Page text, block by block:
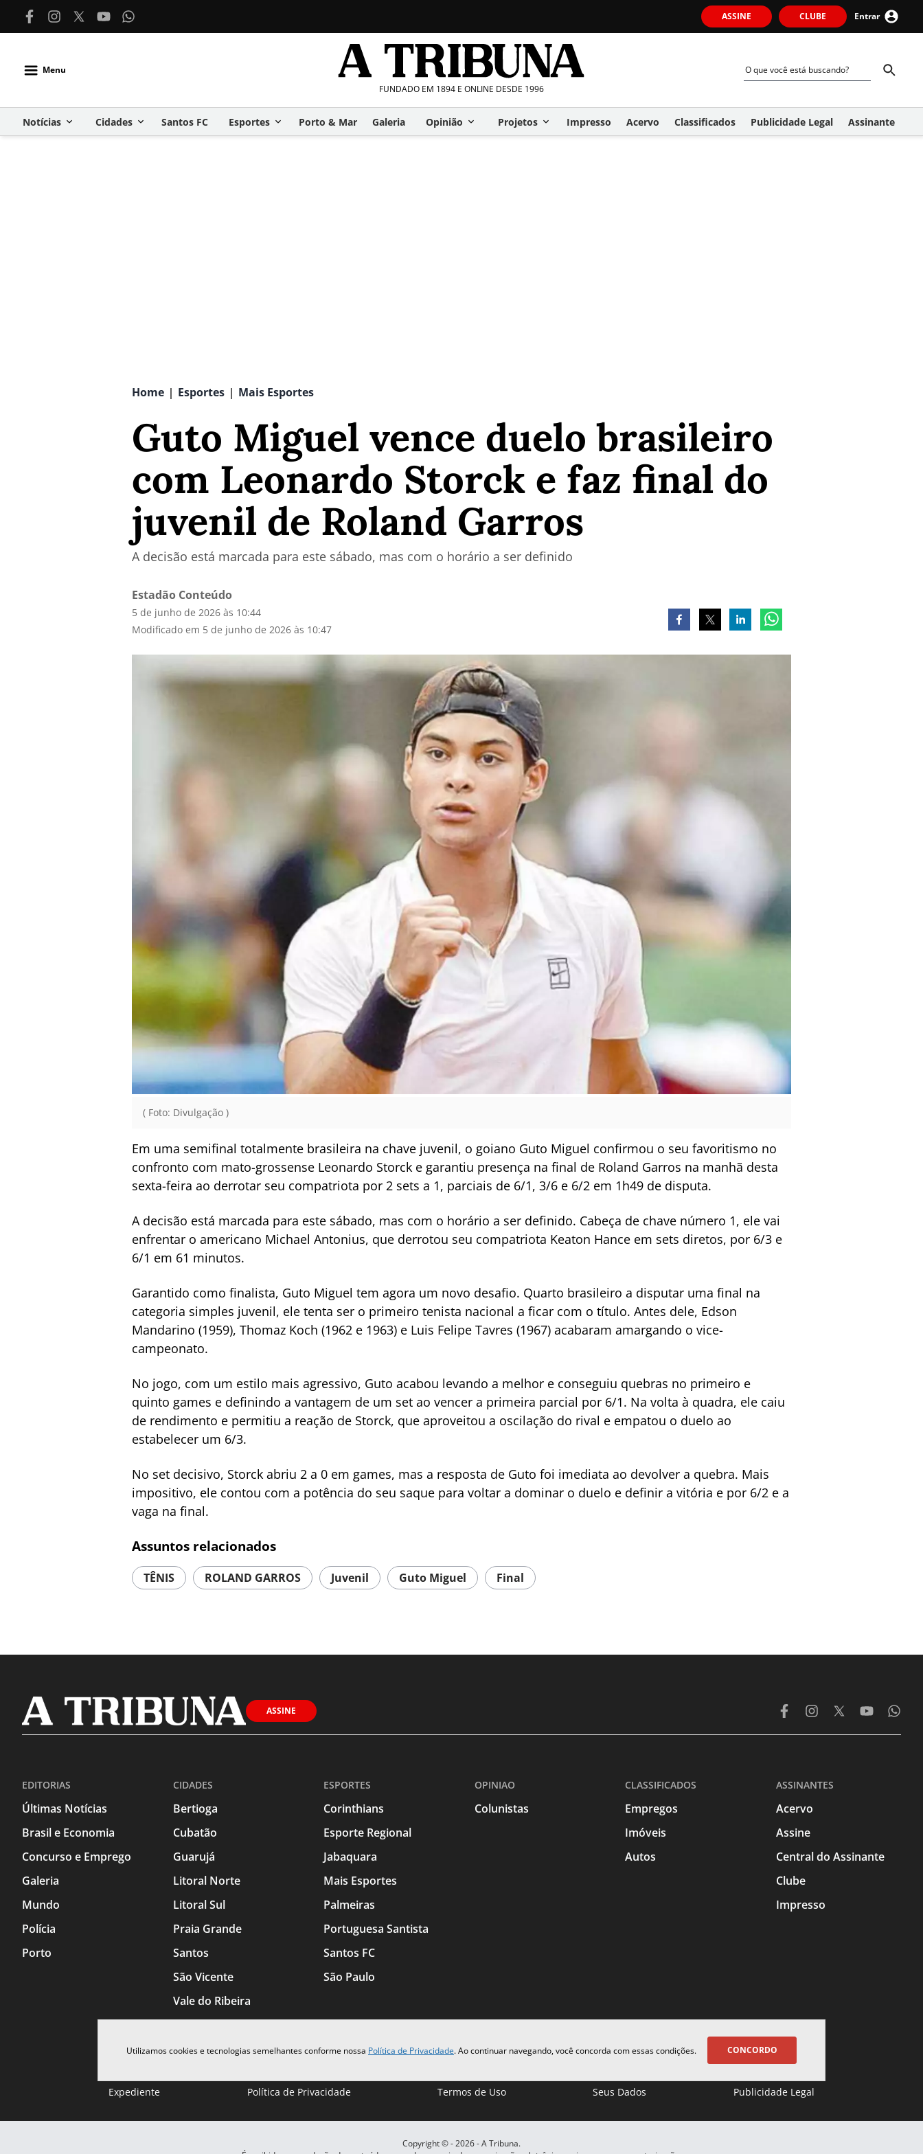
ASSINE CLUBE Entrar
Menu
FUNDADO EM 1894 E ONLINE DESDE 1996
Notícias Cidades Santos FC Esportes Porto & Mar Galeria Opinião Projetos Impresso Acervo Classificados Publicidade Legal Assinante
Home | Esportes | Mais Esportes
Guto Miguel vence duelo brasileiro
com Leonardo Storck e faz final do
juvenil de Roland Garros
A decisão está marcada para este sábado, mas com o horário a ser definido
Estadão Conteúdo
5 de junho de 2026 às 10:44
Modificado em 5 de junho de 2026 às 10:47
( Foto: Divulgação )
Em uma semifinal totalmente brasileira na chave juvenil, o goiano Guto Miguel confirmou o seu favoritismo no
confronto com mato-grossense Leonardo Storck e garantiu presença na final de Roland Garros na manhã desta
sexta-feira ao derrotar seu compatriota por 2 sets a 1, parciais de 6/1, 3/6 e 6/2 em 1h49 de disputa.
A decisão está marcada para este sábado, mas com o horário a ser definido. Cabeça de chave número 1, ele vai
enfrentar o americano Michael Antonius, que derrotou seu compatriota Keaton Hance em sets diretos, por 6/3 e
6/1 em 61 minutos.
Garantido como finalista, Guto Miguel tem agora um novo desafio. Quarto brasileiro a disputar uma final na
categoria simples juvenil, ele tenta ser o primeiro tenista nacional a ficar com o título. Antes dele, Edson
Mandarino (1959), Thomaz Koch (1962 e 1963) e Luis Felipe Tavres (1967) acabaram amargando o vice-
campeonato.
No jogo, com um estilo mais agressivo, Guto acabou levando a melhor e conseguiu quebras no primeiro e
quinto games e definindo a vantagem de um set ao vencer a primeira parcial por 6/1. Na volta à quadra, ele caiu
de rendimento e permitiu a reação de Storck, que aproveitou a oscilação do rival e empatou o duelo ao
estabelecer um 6/3.
No set decisivo, Storck abriu 2 a 0 em games, mas a resposta de Guto foi imediata ao devolver a quebra. Mais
impositivo, ele contou com a potência do seu saque para voltar a dominar o duelo e definir a vitória e por 6/2 e a
vaga na final.
Assuntos relacionados
TÊNIS ROLAND GARROS Juvenil Guto Miguel Final
Utilizamos cookies e tecnologias semelhantes conforme nossa Política de Privacidade. Ao continuar navegando, você concorda com essas condições. CONCORDO
ASSINE
EDITORIAS
Últimas Notícias
Brasil e Economia
Concurso e Emprego
Galeria
Mundo
Polícia
Porto
CIDADES
Bertioga
Cubatão
Guarujá
Litoral Norte
Litoral Sul
Praia Grande
Santos
São Vicente
Vale do Ribeira
ESPORTES
Corinthians
Esporte Regional
Jabaquara
Mais Esportes
Palmeiras
Portuguesa Santista
Santos FC
São Paulo
OPINIAO
Colunistas
CLASSIFICADOS
Empregos
Imóveis
Autos
ASSINANTES
Acervo
Assine
Central do Assinante
Clube
Impresso
Expediente Política de Privacidade Termos de Uso Seus Dados Publicidade Legal
Copyright © -2026- A Tribuna.